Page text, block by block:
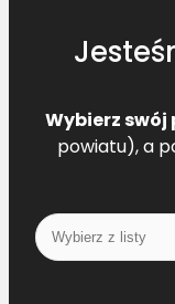
Wybierz
powiatu), a